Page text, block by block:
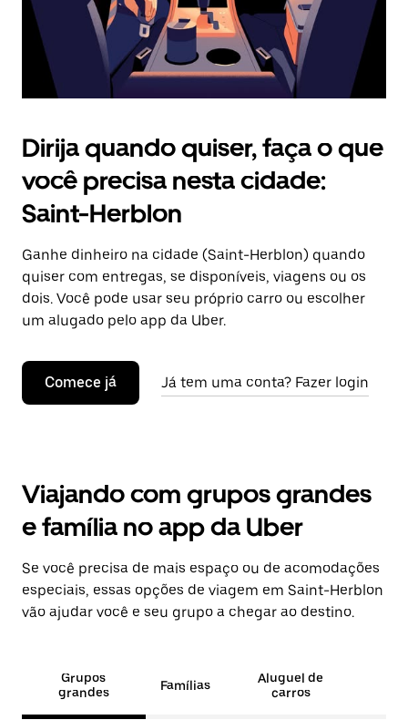
Dirija quando quiser, faça o que
você precisa nesta cidade:
Saint-Herblon
Ganhe dinheiro na cidade (Saint-Herblon) quando
quiser com entregas, se disponíveis, viagens ou os
dois. Você pode usar seu próprio carro ou escolher
um alugado pelo app da Uber.
Comece já Já tem uma conta? Fazer login
Viajando com grupos grandes
e família no app da Uber
Se você precisa de mais espaço ou de acomodações
especiais, essas opções de viagem em Saint-Herblon
vão ajudar você e seu grupo a chegar ao destino.
Grupos
grandes
Famílias
Aluguel de
carros